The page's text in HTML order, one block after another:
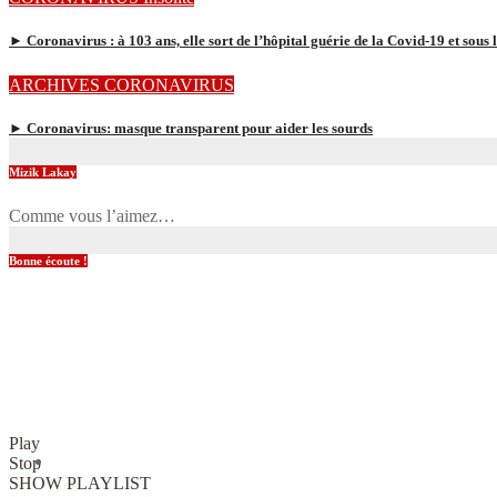
► Coronavirus : à 103 ans, elle sort de l’hôpital guérie de la Covid-19 et sous
ARCHIVES CORONAVIRUS
► Coronavirus: masque transparent pour aider les sourds
Mizik Lakay
Comme vous l’aimez…
Bonne écoute !
Play
Stop
SHOW PLAYLIST